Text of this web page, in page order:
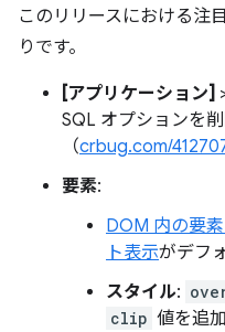
このリリースにおける注
りです。
[アプリケーション]
SQL オプションを
（crbug.com/
要素:
DOM 内の要
ト表示がデフ
スタイル:
clip 値を追